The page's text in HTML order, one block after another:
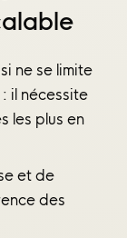
ne se limite
il nécessite
les plus en
et de
des